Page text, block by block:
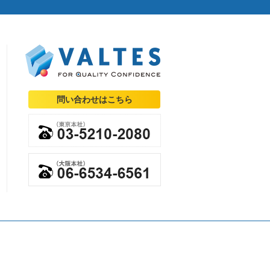
問い合わせはこちら